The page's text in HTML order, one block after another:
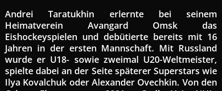
Andrei Taratukhin erlernte bei seinem
Heimatverein Avangard Omsk das
Eishockeyspielen und debütierte bereits mit 16
Jahren in der ersten Mannschaft. Mit Russland
wurde er U18- sowie zweimal U20-Weltmeister,
spielte dabei an der Seite späterer Superstars wie
Ilya Kovalchuk oder Alexander Ovechkin. Von den